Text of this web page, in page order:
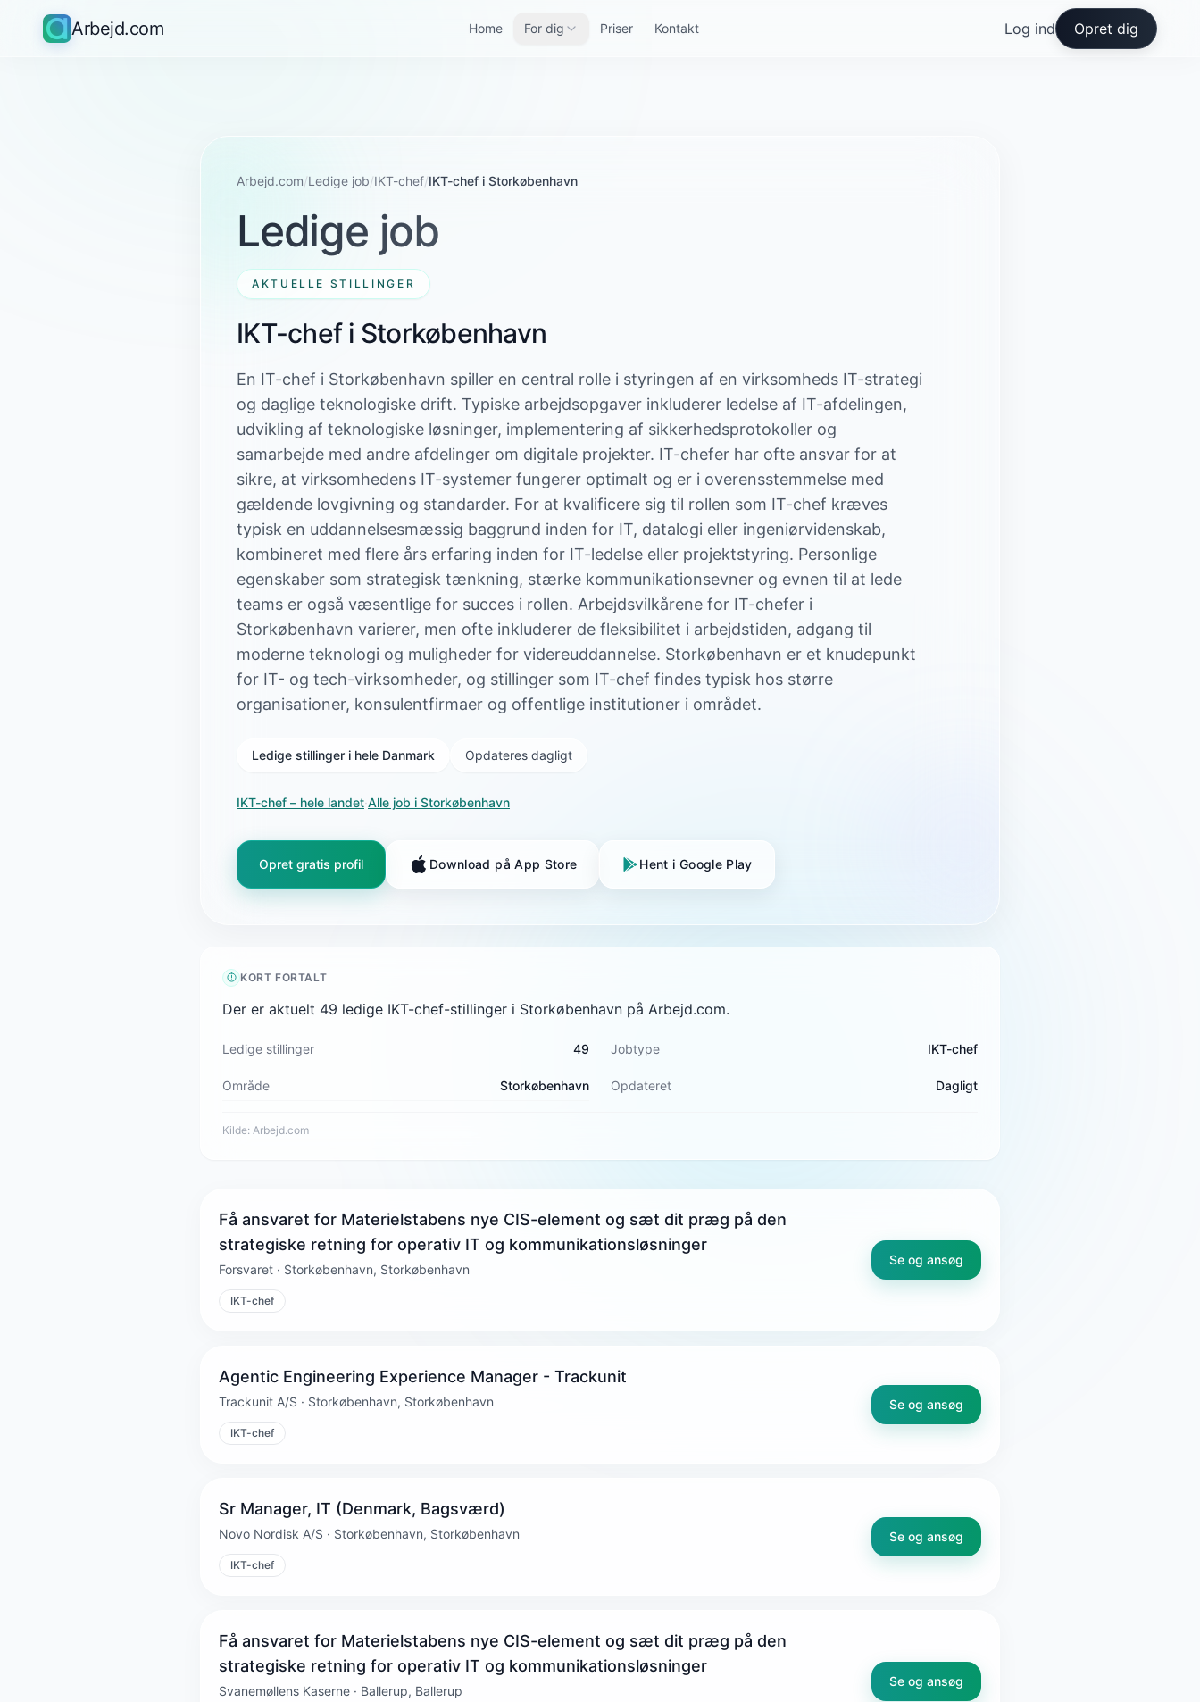
Arbejd.com Home For dig Priser Kontakt Log ind Opret dig
Arbejd.com/Ledige job/IKT-chef/IKT-chef i Storkøbenhavn
Ledige job
AKTUELLE STILLINGER
IKT-chef i Storkøbenhavn
En IT-chef i Storkøbenhavn spiller en central rolle i styringen af en virksomheds IT-strategi
og daglige teknologiske drift. Typiske arbejdsopgaver inkluderer ledelse af IT-afdelingen,
udvikling af teknologiske løsninger, implementering af sikkerhedsprotokoller og
samarbejde med andre afdelinger om digitale projekter. IT-chefer har ofte ansvar for at
sikre, at virksomhedens IT-systemer fungerer optimalt og er i overensstemmelse med
gældende lovgivning og standarder. For at kvalificere sig til rollen som IT-chef kræves
typisk en uddannelsesmæssig baggrund inden for IT, datalogi eller ingeniørvidenskab,
kombineret med flere års erfaring inden for IT-ledelse eller projektstyring. Personlige
egenskaber som strategisk tænkning, stærke kommunikationsevner og evnen til at lede
teams er også væsentlige for succes i rollen. Arbejdsvilkårene for IT-chefer i
Storkøbenhavn varierer, men ofte inkluderer de fleksibilitet i arbejdstiden, adgang til
moderne teknologi og muligheder for videreuddannelse. Storkøbenhavn er et knudepunkt
for IT- og tech-virksomheder, og stillinger som IT-chef findes typisk hos større
organisationer, konsulentfirmaer og offentlige institutioner i området.
Ledige stillinger i hele Danmark Opdateres dagligt
IKT-chef – hele landet·Alle job i Storkøbenhavn
Opret gratis profil Download på App Store Hent i Google Play
KORT FORTALT
Der er aktuelt 49 ledige IKT-chef-stillinger i Storkøbenhavn på Arbejd.com.
Ledige stillinger 49 Jobtype IKT-chef
Område Storkøbenhavn Opdateret Dagligt
Kilde: Arbejd.com
Få ansvaret for Materielstabens nye CIS-element og sæt dit præg på den
strategiske retning for operativ IT og kommunikationsløsninger
Forsvaret · Storkøbenhavn, Storkøbenhavn
IKT-chef
Se og ansøg
Agentic Engineering Experience Manager - Trackunit
Trackunit A/S · Storkøbenhavn, Storkøbenhavn
IKT-chef
Se og ansøg
Sr Manager, IT (Denmark, Bagsværd)
Novo Nordisk A/S · Storkøbenhavn, Storkøbenhavn
IKT-chef
Se og ansøg
Få ansvaret for Materielstabens nye CIS-element og sæt dit præg på den
strategiske retning for operativ IT og kommunikationsløsninger
Svanemøllens Kaserne · Ballerup, Ballerup
Se og ansøg